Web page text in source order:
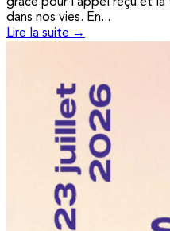
dans nos vies. En...
Lire la suite →